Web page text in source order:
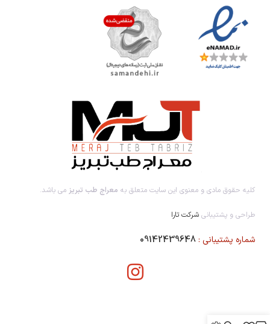
کلیه حقوق مادی و معنوی این سایت متعلق به معراج طب تبریز می باشد.
طراحی و پشتیبانی شرکت تارا
شماره پشتیبانی :09142439648